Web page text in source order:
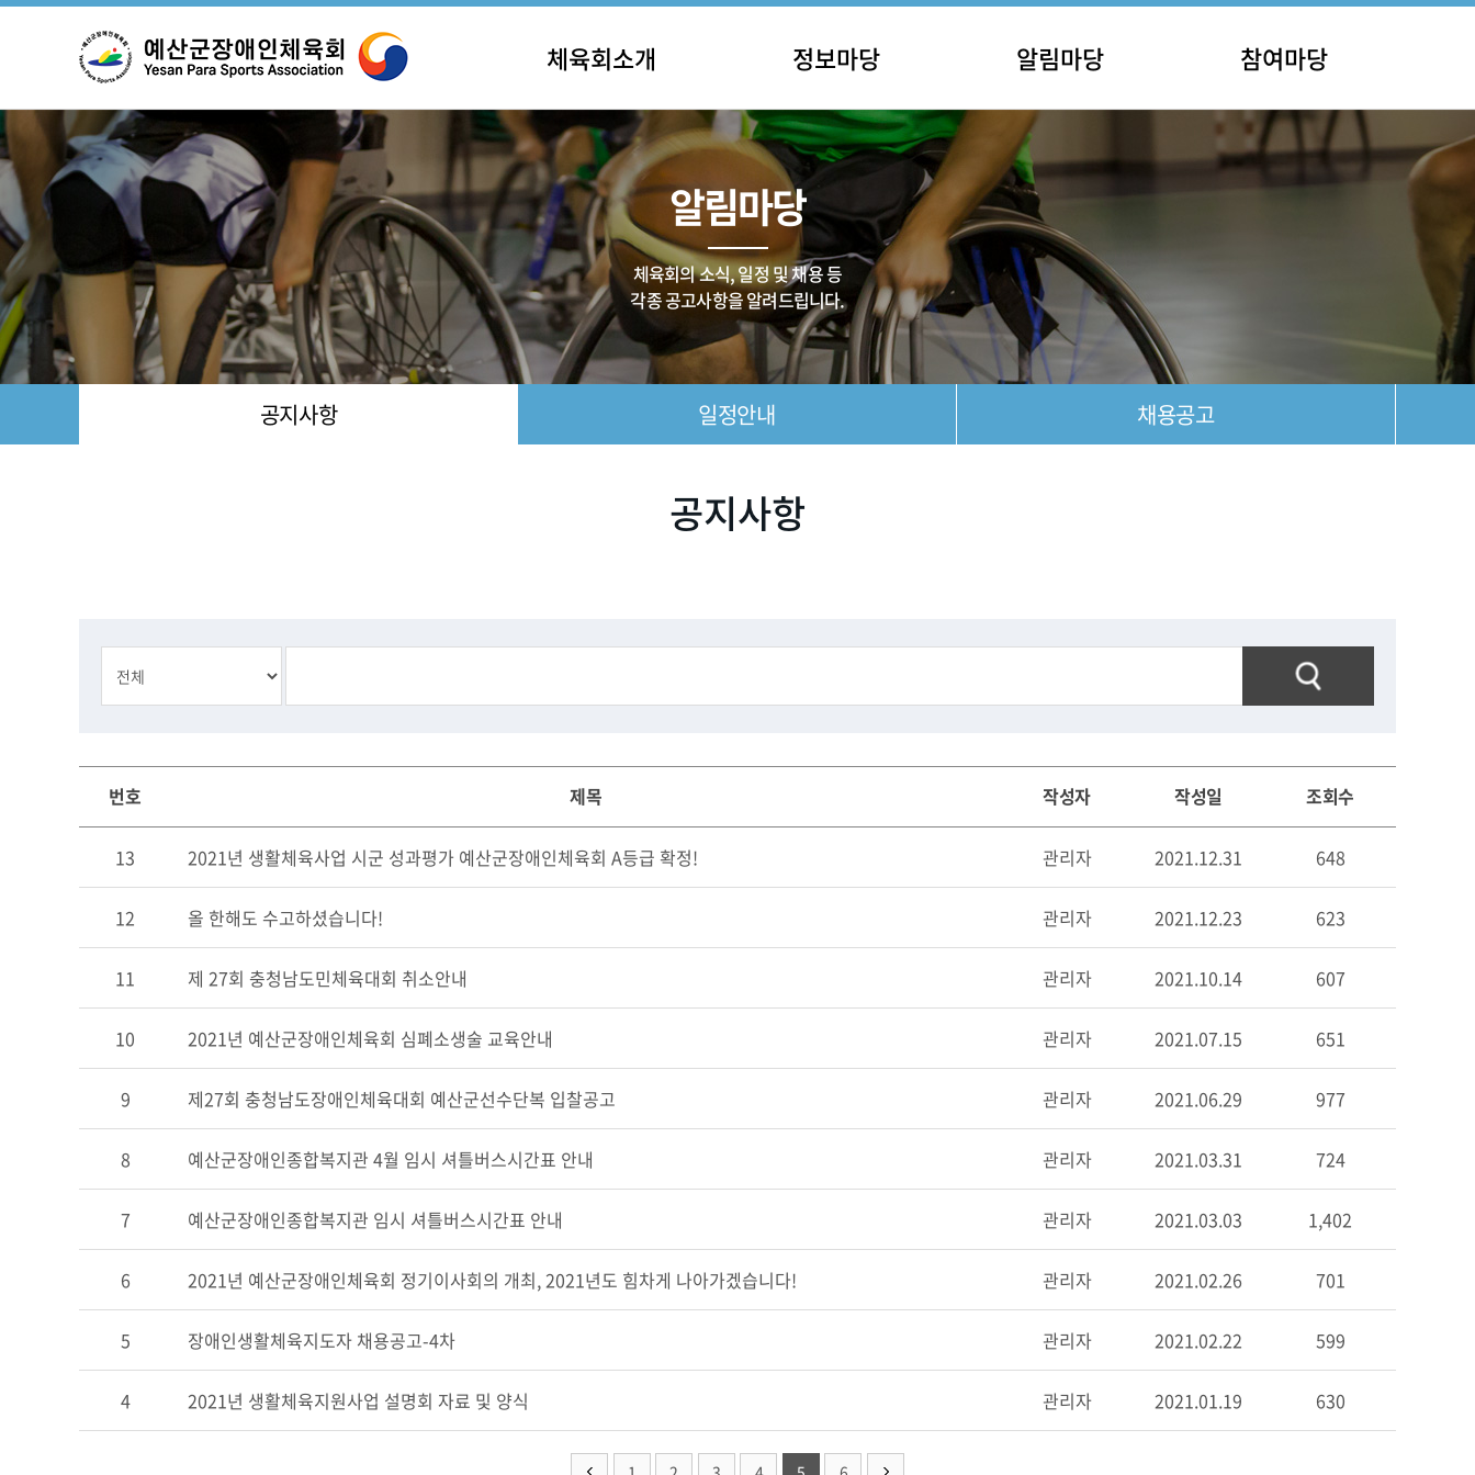
체육회소개
인사말
설립 및 연혁
조직 및 기구
주요사업
체육단체
오시는길
정보마당
충남장애인체육대회
전국장애인체육대회
종목별 대회
기타 대회
대회 결과
알림마당
공지사항
일정안내
채용공고
참여마당
홍보마당
포토갤러리
알림마당
체육회의 소식, 일정 및 채용 등
각종 공고사항을 알려드립니다.
공지사항 일정안내 채용공고
공지사항
번호 제목 작성자 작성일 조회수
13 2021년 생활체육사업 시군 성과평가 예산군장애인체육회 A등급 확정! 관리자 2021.12.31 648
12 올 한해도 수고하셨습니다! 관리자 2021.12.23 623
11 제 27회 충청남도민체육대회 취소안내 관리자 2021.10.14 607
10 2021년 예산군장애인체육회 심폐소생술 교육안내 관리자 2021.07.15 651
9 제27회 충청남도장애인체육대회 예산군선수단복 입찰공고 관리자 2021.06.29 977
8 예산군장애인종합복지관 4월 임시 셔틀버스시간표 안내 관리자 2021.03.31 724
7 예산군장애인종합복지관 임시 셔틀버스시간표 안내 관리자 2021.03.03 1,402
6 2021년 예산군장애인체육회 정기이사회의 개최, 2021년도 힘차게 나아가겠습니다! 관리자 2021.02.26 701
5 장애인생활체육지도자 채용공고-4차 관리자 2021.02.22 599
4 2021년 생활체육지원사업 설명회 자료 및 양식 관리자 2021.01.19 630